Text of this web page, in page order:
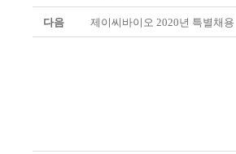
다음 제이씨바이오 2020년 특별채용